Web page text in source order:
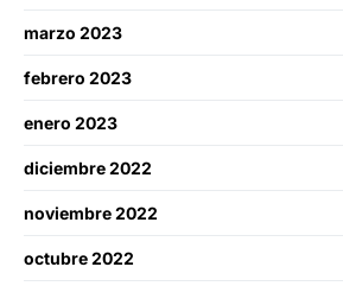
marzo 2023
febrero 2023
enero 2023
diciembre 2022
noviembre 2022
octubre 2022